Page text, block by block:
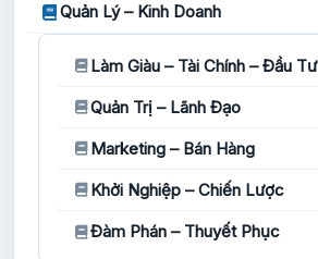
Quản Lý – Kinh Doanh
Làm Giàu – Tài Chính – Đầu Tư
Quản Trị – Lãnh Đạo
Marketing – Bán Hàng
Khởi Nghiệp – Chiến Lược
Đàm Phán – Thuyết Phục